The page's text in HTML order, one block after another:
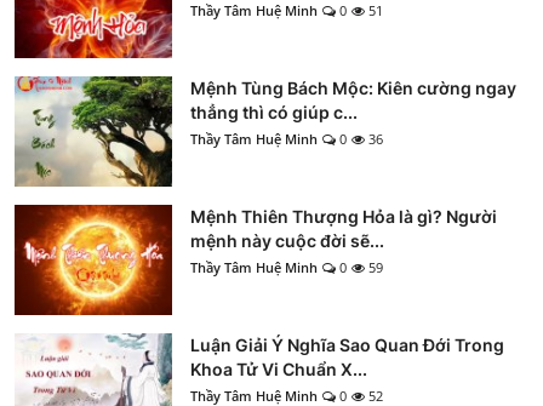
Thầy Tâm Huệ Minh 0 51
Mệnh Tùng Bách Mộc: Kiên cường ngay
thẳng thì có giúp c...
Thầy Tâm Huệ Minh 0 36
Mệnh Thiên Thượng Hỏa là gì? Người
mệnh này cuộc đời sẽ...
Thầy Tâm Huệ Minh 0 59
Luận Giải Ý Nghĩa Sao Quan Đới Trong
Khoa Tử Vi Chuẩn X...
Thầy Tâm Huệ Minh 0 52